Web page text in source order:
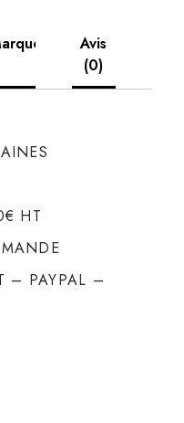
Avis
(0)
HT
– PAYPAL –